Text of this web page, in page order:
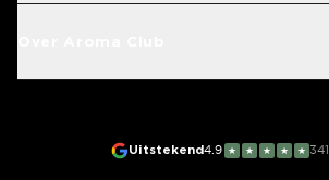
Uitstekend4.9 ★ ★ ★ ★ ★ 341